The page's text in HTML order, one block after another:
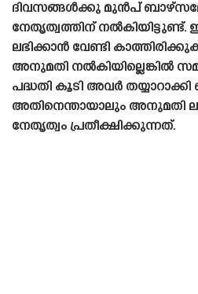
ദിവസങ്ങൾക്കു മുൻപ്
നേതൃത്വത്തിന്
ലഭിക്കാൻ വേണ്ടി
അനുമതി നൽകിയില്ലെങ്കിൽ
പദ്ധതി കൂടി അവർ തയ്യാറാക്കി
അതിനെന്തായാലും അനുമതി
നേതൃത്വം പ്രതീക്ഷിക്കുന്നത്.